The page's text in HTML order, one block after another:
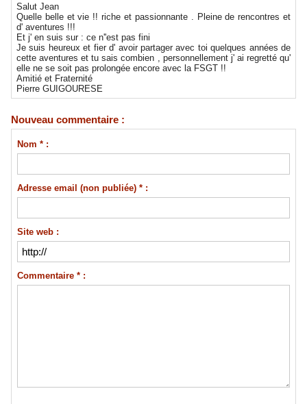
Salut Jean
Quelle belle et vie !! riche et passionnante . Pleine de rencontres et
d' aventures !!!
Et j' en suis sur : ce n''est pas fini
Je suis heureux et fier d' avoir partager avec toi quelques années de
cette aventures et tu sais combien , personnellement j' ai regretté qu'
elle ne se soit pas prolongée encore avec la FSGT !!
Amitié et Fraternité
Pierre GUIGOURESE
Nouveau commentaire :
Nom * :
Adresse email (non publiée) * :
Site web :
Commentaire * :